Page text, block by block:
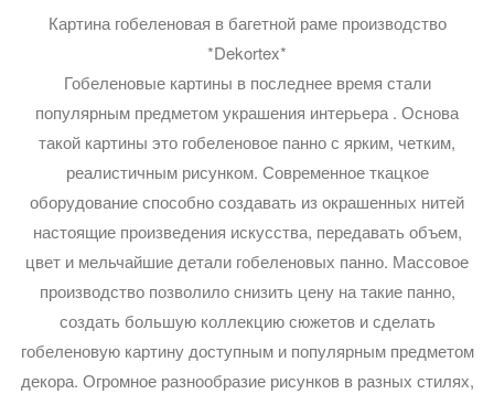
Картина гобеленовая в багетной раме производство
*Dekortex*
Гобеленовые картины в последнее время стали
популярным предметом украшения интерьера . Основа
такой картины это гобеленовое панно с ярким, четким,
реалистичным рисунком. Современное ткацкое
оборудование способно создавать из окрашенных нитей
настоящие произведения искусства, передавать объем,
цвет и мельчайшие детали гобеленовых панно. Массовое
производство позволило снизить цену на такие панно,
создать большую коллекцию сюжетов и сделать
гобеленовую картину доступным и популярным предметом
декора. Огромное разнообразие рисунков в разных стилях,